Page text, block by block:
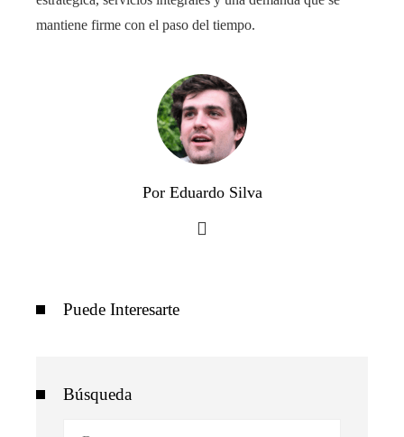
mantiene firme con el paso del tiempo.
Por Eduardo Silva
Puede Interesarte
Búsqueda